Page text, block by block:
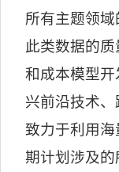
所有主题领
此类数据的
和成本模型
兴前沿技术
致力于利用
期计划涉及